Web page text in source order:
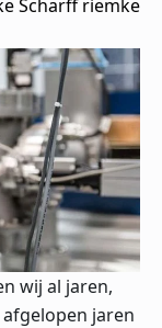
Scharff riemke
wij al jaren,
jaren